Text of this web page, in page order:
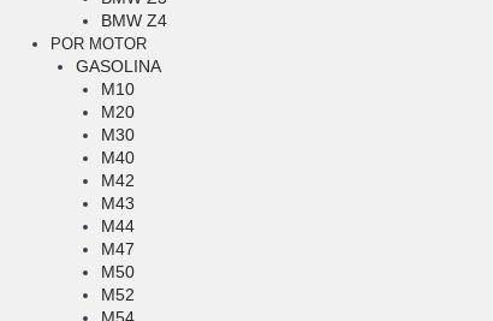
BMW Z4
POR MOTOR
GASOLINA
M10
M20
M30
M40
M42
M43
M44
M47
M50
M52